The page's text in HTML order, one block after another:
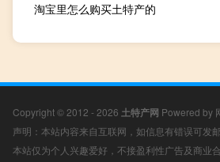
淘宝里怎么购买土特产的
Copyright © 2012 - 2026 土特产网 Powered by
声明：本站内容来自互联网，如信息有错误可发
本站仅为个人兴趣爱好，不接盈利性广告及商业